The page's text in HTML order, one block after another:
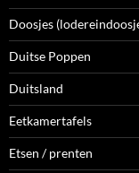
Doosjes
Duitse Poppen
Duitsland
Eetkamertafels
Etsen / prenten